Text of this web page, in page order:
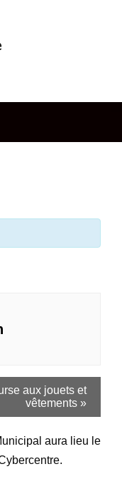
aux jouets et
vêtements »
aura lieu le